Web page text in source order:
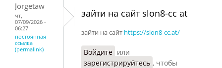
Jorgetaw
чт,
07/09/2026 -
06:27
постоянная
ссылка
(permalink)
зайти на сайт slon8-cc at
зайти на сайт https://slon8-cc.at/
Войдите или
зарегистрируйтесь , чтобы